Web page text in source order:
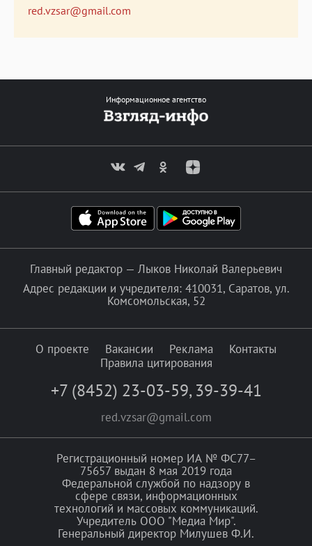
red.vzsar@gmail.com
Информационное агентство
Главный редактор — Лыков Николай Валерьевич
Адрес редакции и учредителя: 410031, Саратов, ул.
Комсомольская, 52
О проекте Вакансии Реклама
Контакты
Правила цитирования
+7 (8452) 23-03-59, 39-39-41
red.vzsar@gmail.com
Регистрационный номер ИА № ФС77–
75657 выдан 8 мая 2019 года
Федеральной службой по надзору в
сфере связи, информационных
технологий и массовых коммуникаций.
Учредитель ООО "Медиа Мир".
Генеральный директор Милушев Ф.И.